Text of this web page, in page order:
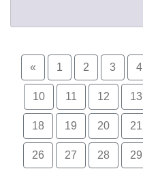
« 1 2 3 4
10 11 12 13
18 19 20 21
26 27 28 29